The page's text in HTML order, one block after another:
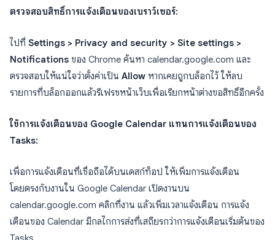
ตรวจสอบสิทธิ์การแจ้งเตือนของเบราว์เซอร์:
ไปที่ Settings > Privacy and security > Site settings >
Notifications ของ Chrome ค้นหา calendar.google.com และ
ตรวจสอบให้แน่ใจว่าตั้งค่าเป็น Allow หากเคยถูกบล็อกไว้ ให้ลบ
รายการที่บล็อกออกแล้วรีเฟรชหน้าเว็บเพื่อเรียกหน้าต่างขอสิทธิ์อีกครั้ง
ใช้การแจ้งเตือนของ Google Calendar แทนการแจ้งเตือนของ
Tasks:
เพื่อการแจ้งเตือนที่เชื่อถือได้บนเดสก์ท็อป ให้เพิ่มการแจ้งเตือน
โดยตรงกับงานใน Google Calendar เปิดงานบน
calendar.google.com คลิกที่งาน แล้วเพิ่มเวลาแจ้งเตือน การแจ้ง
เตือนของ Calendar มีกลไกการส่งที่เสถียรกว่าการแจ้งเตือนเริ่มต้นของ